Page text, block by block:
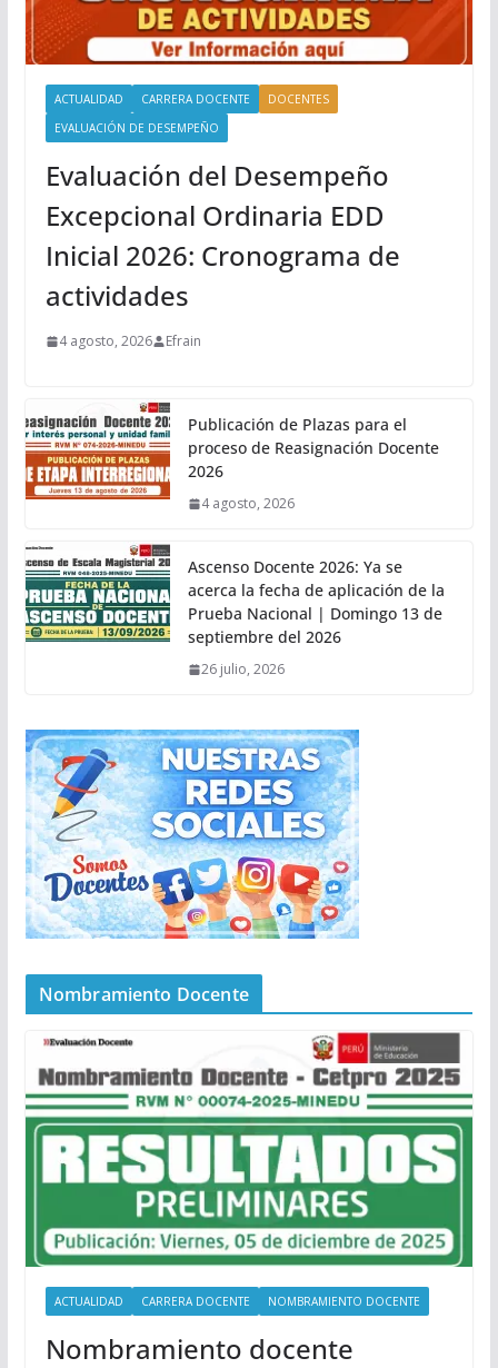
ACTUALIDAD CARRERA DOCENTE
DOCENTES
EVALUACIÓN DE DESEMPEÑO
Evaluación del Desempeño
Excepcional Ordinaria EDD
Inicial 2026: Cronograma de
actividades
4 agosto, 2026 Efrain
Publicación de Plazas para el
proceso de Reasignación Docente
2026
4 agosto, 2026
Ascenso Docente 2026: Ya se
acerca la fecha de aplicación de la
Prueba Nacional | Domingo 13 de
septiembre del 2026
26 julio, 2026
Nombramiento Docente
ACTUALIDAD CARRERA DOCENTE NOMBRAMIENTO DOCENTE
Nombramiento docente